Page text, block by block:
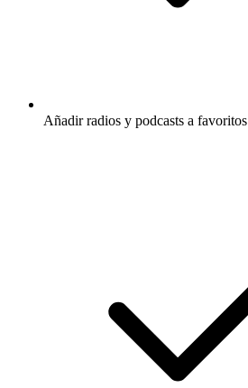
Añadir radios y podcasts a favoritos